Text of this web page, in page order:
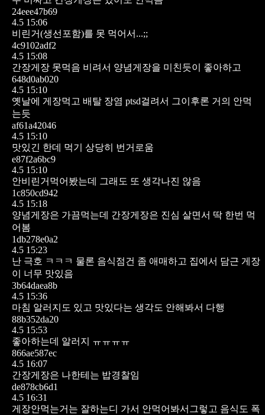
24eee47b69
4.5 15:06
비린거(생선포함)를 못 먹어서...;;
4c9102adf2
4.5 15:08
간장게장 못먹음 비려서 양념게장을 미친듯이 좋아하고
648d0ab020
4.5 15:10
옛날에 게장먹고 배탈 장염 ptsd걸려서 그이후론 거의 안먹
는듯
af61a42046
4.5 15:10
맛있긴 한데 먹기 상당히 번거로움
e87f2a6bc9
4.5 15:10
안비린거먹어봤는데 그래도 또 생각나진 않음
1c850cd942
4.5 15:18
양념게장은 가끔먹는데 간장게장은 진심 살면서 딱 한번 먹
어봄
1db278e0a2
4.5 15:23
난 극호 ㅋㅋㅋ 물론 음식점건 좀 애매하고 집에서 담근 게장
이 너무 맛있음
3b64daea8b
4.5 15:36
마침 알러지도 있고 맛있다는 생각도 안해봐서 다행
88b352da20
4.5 15:53
좋아하는데 알러지 ㅠㅠㅠㅠ
866ae587ec
4.5 16:07
간장게장은 나한테는 밥경찰임
de878cb6d1
4.5 16:31
게장안먹는거는 잘하는디 가서 안먹어봐서그렇고 음식도 폭